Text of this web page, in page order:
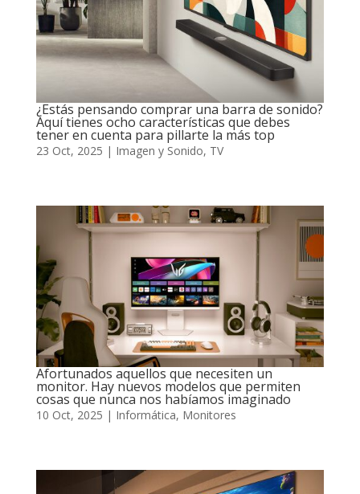
¿Estás pensando comprar una barra de sonido?
Aquí tienes ocho características que debes
tener en cuenta para pillarte la más top
23 Oct, 2025 | Imagen y Sonido, TV
Afortunados aquellos que necesiten un
monitor. Hay nuevos modelos que permiten
cosas que nunca nos habíamos imaginado
10 Oct, 2025 | Informática, Monitores